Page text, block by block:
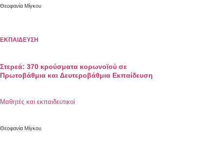
Θεοφανία Μίγκου
ΕΚΠΑΙΔΕΥΣΗ
Στερεά: 370 κρούσματα κορωνοϊού σε
Πρωτοβάθμια και Δευτεροβάθμια Εκπαίδευση
Μαθητές και εκπαιδευτικοί
Θεοφανία Μίγκου